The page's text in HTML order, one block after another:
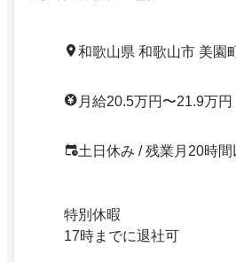
和歌山県 和歌山市 美園
月給20.5万円〜21.9万円
土日休み / 残業月20時間
特別休暇
17時までに退社可